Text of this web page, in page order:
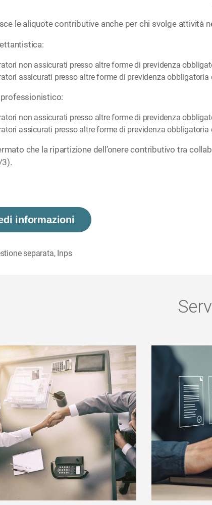
le aliquote contributive anche per chi svolge attività
non assicurati presso altre forme di previdenza
assicurati presso altre forme di previdenza obbligatoria
non assicurati presso altre forme di previdenza
assicurati presso altre forme di previdenza obbligatoria
che la ripartizione dell’onere contributivo tra
informazioni
separata, Inps